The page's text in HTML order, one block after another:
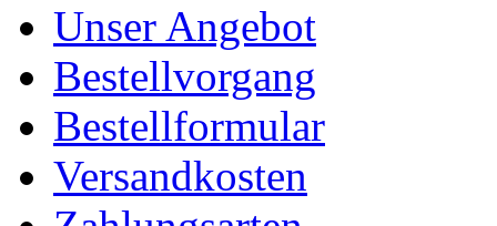
Unser Angebot
Bestellvorgang
Bestellformular
Versandkosten